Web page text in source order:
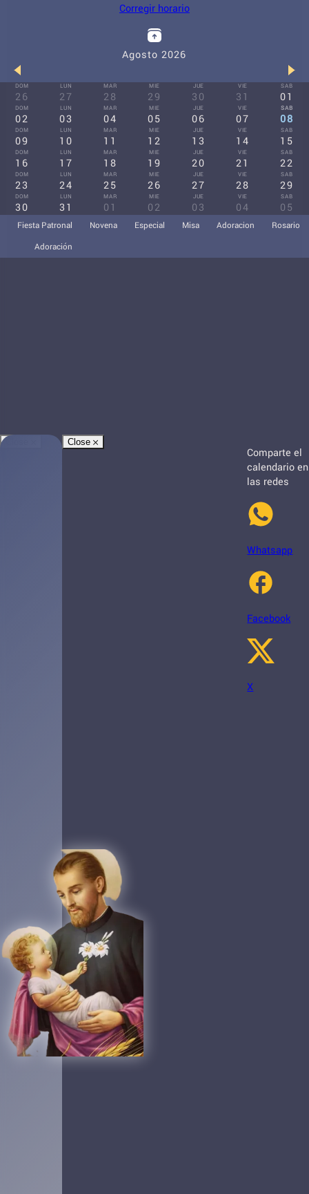
Corregir horario
Agosto 2026
DOM
26
LUN
27
MAR
28
MIE
29
JUE
30
VIE
31
SAB
01
DOM
02
LUN
03
MAR
04
MIE
05
JUE
06
VIE
07
SAB
08
DOM
09
LUN
10
MAR
11
MIE
12
JUE
13
VIE
14
SAB
15
DOM
16
LUN
17
MAR
18
MIE
19
JUE
20
VIE
21
SAB
22
DOM
23
LUN
24
MAR
25
MIE
26
JUE
27
VIE
28
SAB
29
DOM
30
LUN
31
MAR
01
MIE
02
JUE
03
VIE
04
SAB
05
Fiesta Patronal Novena Especial Misa Adoracion
Rosario
Adoración
Close
Comparte el
calendario en
las redes
Whatsapp
Facebook
X